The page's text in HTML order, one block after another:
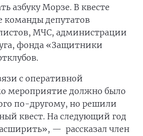
азбуку Морзе. В квесте
команды депутатов
МЧС, администрации
фонда «Защитники
с оперативной
мероприятие должно было
по-другому, но решили
квест. На следующий год
— рассказал член